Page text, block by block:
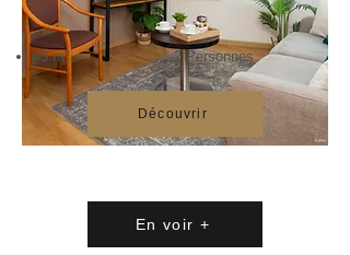
45 m² 2 Personnes
Découvrir
En voir +